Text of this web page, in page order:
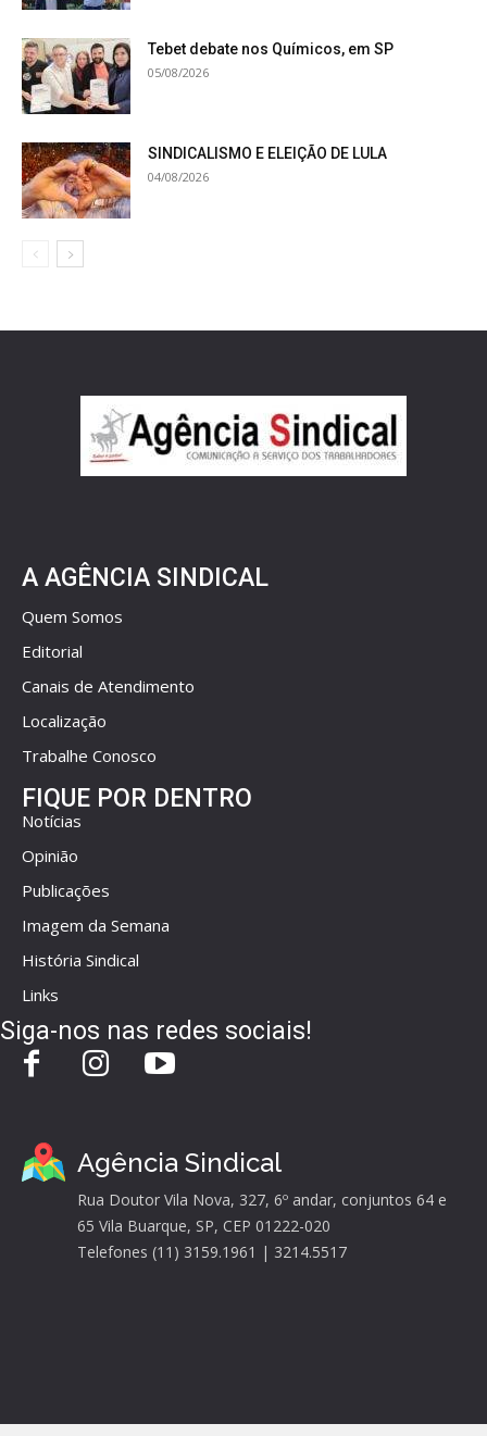
Tebet debate nos Químicos, em SP
05/08/2026
SINDICALISMO E ELEIÇÃO DE LULA
04/08/2026
A AGÊNCIA SINDICAL
Quem Somos
Editorial
Canais de Atendimento
Localização
Trabalhe Conosco
FIQUE POR DENTRO
Notícias
Opinião
Publicações
Imagem da Semana
História Sindical
Links
Siga-nos nas redes sociais!
Agência Sindical
Rua Doutor Vila Nova, 327, 6º andar, conjuntos 64 e
65 Vila Buarque, SP, CEP 01222-020
Telefones (11) 3159.1961 | 3214.5517